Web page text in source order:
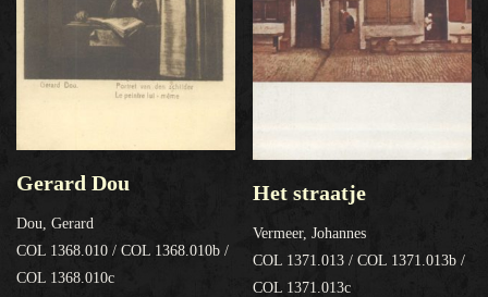
Gerard Dou
Dou, Gerard
COL 1368.010 / COL 1368.010b /
COL 1368.010c
Het straatje
Vermeer, Johannes
COL 1371.013 / COL 1371.013b /
COL 1371.013c